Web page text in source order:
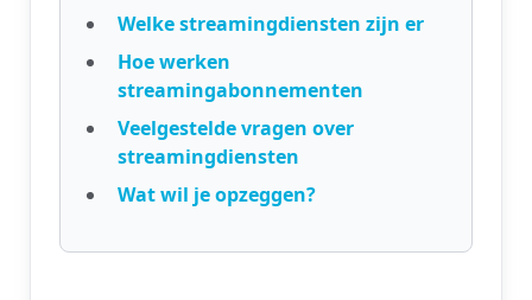
Welke streamingdiensten zijn er
Hoe werken
streamingabonnementen
Veelgestelde vragen over
streamingdiensten
Wat wil je opzeggen?